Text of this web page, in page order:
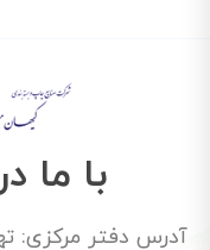
با ما
آدرس دفتر مرکزی: